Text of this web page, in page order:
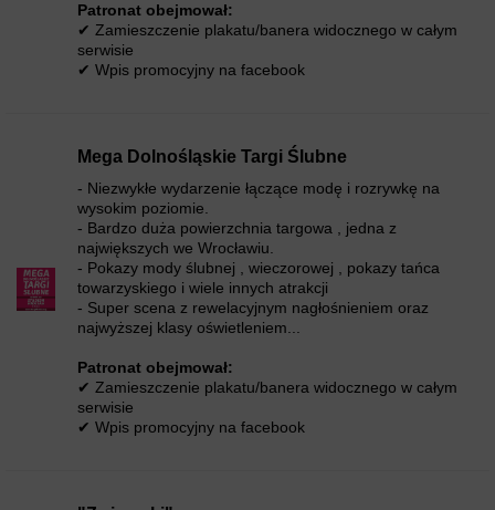
Patronat obejmował:
✔ Zamieszczenie plakatu/banera widocznego w całym
serwisie
✔ Wpis promocyjny na facebook
Mega Dolnośląskie Targi Ślubne
- Niezwykłe wydarzenie łączące modę i rozrywkę na
wysokim poziomie.
- Bardzo duża powierzchnia targowa , jedna z
największych we Wrocławiu.
- Pokazy mody ślubnej , wieczorowej , pokazy tańca
towarzyskiego i wiele innych atrakcji
- Super scena z rewelacyjnym nagłośnieniem oraz
najwyższej klasy oświetleniem...
Patronat obejmował:
✔ Zamieszczenie plakatu/banera widocznego w całym
serwisie
✔ Wpis promocyjny na facebook